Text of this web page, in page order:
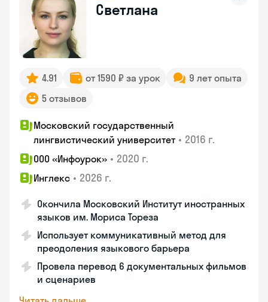
Светлана
4.91 от 1590 ₽ за урок
9 лет опыта
5 отзывов
Московский государственный
лингвистический университет • 2016 г.
ООО «Инфоурок» • 2020 г.
Инглекс • 2026 г.
Окончила Московский Институт иностранных
языков им. Мориса Тореза
Использует коммуникативный метод для
преодоления языкового барьера
Провела перевод 6 документальных фильмов
и сценариев